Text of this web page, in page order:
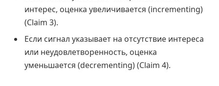
интерес, оценка увеличивается (incrementing)
(Claim 3).
Если сигнал указывает на отсутствие интереса
или неудовлетворенность, оценка
уменьшается (decrementing) (Claim 4).